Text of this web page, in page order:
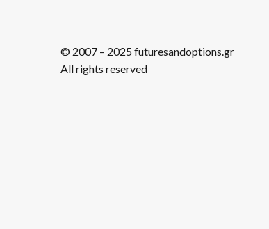
© 2007 – 2025 futuresandoptions.gr
All rights reserved